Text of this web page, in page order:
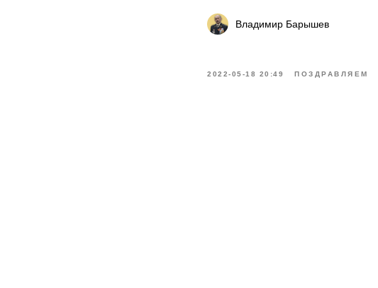
Владимир Барышев
2022-05-18 20:49 ПОЗДРАВЛЯЕМ